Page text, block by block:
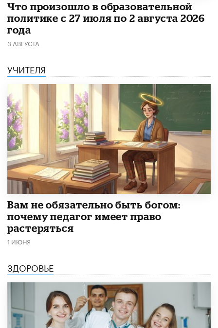
​Что произошло в образовательной
политике с 27 июля по 2 августа 2026
года
3 АВГУСТА
УЧИТЕЛЯ
​Вам не обязательно быть богом:
почему педагог имеет право
растеряться
1 ИЮНЯ
ЗДОРОВЬЕ